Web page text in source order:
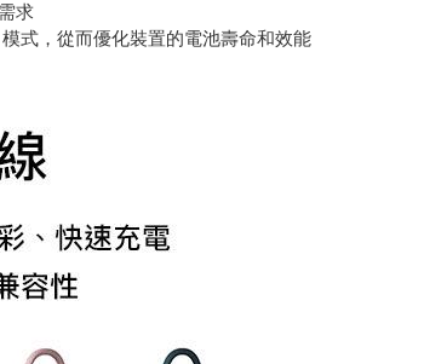
求
式，從而優化裝置的電池壽命和效能